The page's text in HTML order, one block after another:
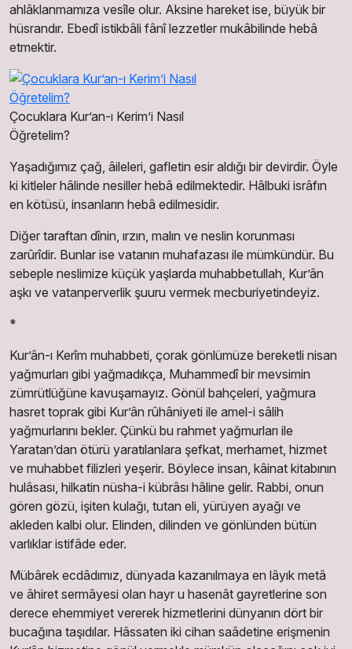
ahlâklanmamıza vesîle olur. Aksine hareket ise, büyük bir
hüsrandır. Ebedî istikbâli fânî lezzetler mukâbilinde hebâ
etmektir.
Çocuklara Kur’an-ı Kerim’i Nasıl
Öğretelim?
Yaşadığımız çağ, âileleri, gafletin esir aldığı bir devirdir. Öyle
ki kitleler hâlinde nesiller hebâ edilmektedir. Hâlbuki isrâfın
en kötüsü, insanların hebâ edilmesidir.
Diğer taraftan dînin, ırzın, malın ve neslin korunması
zarûrîdir. Bunlar ise vatanın muhafazası ile mümkündür. Bu
sebeple neslimize küçük yaşlarda muhabbetullah, Kur’ân
aşkı ve vatanperverlik şuuru vermek mecburiyetindeyiz.
*
Kur’ân-ı Kerîm muhabbeti, çorak gönlümüze bereketli ni­san
yağmurları gibi yağmadıkça, Muhammedî bir mevsimin
zümrütlüğüne kavuşamayız. Gönül bahçeleri, yağmura
hasret toprak gibi Kur’ân rûhâniyeti ile amel-i sâlih
yağmurlarını bekler. Çünkü bu rahmet yağmurları ile
Yaratan’dan ötürü yaratılanlara şefkat, merhamet, hizmet
ve muhabbet filizleri yeşerir. Böylece insan, kâinat kitabının
hulâsası, hilkatin nüsha-i kübrâsı hâline gelir. Rabbi, onun
gören gözü, işiten kulağı, tutan eli, yürüyen ayağı ve
akleden kalbi olur. Elinden, dilinden ve gönlünden bütün
varlıklar istifâde eder.
Mübârek ecdâdımız, dünyada kazanılmaya en lâyık metâ
ve âhiret sermâyesi olan hayr u hasenât gayretlerine son
derece ehemmiyet vererek hizmetlerini dünyanın dört bir
bucağına taşıdılar. Hâssaten iki cihan saâdetine erişmenin